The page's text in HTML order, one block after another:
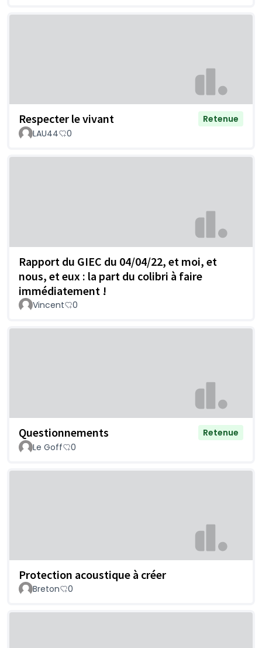
Respecter le vivant
Retenue
LAU44
0
Rapport du GIEC du 04/04/22, et moi, et
nous, et eux : la part du colibri à faire
immédiatement !
Vincent 0
Questionnements
Retenue
Le Goff
0
Protection acoustique à créer
Breton 0